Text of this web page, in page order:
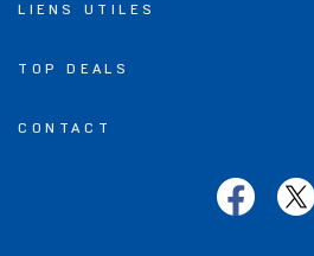
LIENS UTILES
TOP DEALS
CONTACT